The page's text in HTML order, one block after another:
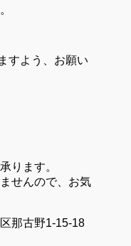
すよう、お願い
ります。
せんので、お気
那古野1-15-18